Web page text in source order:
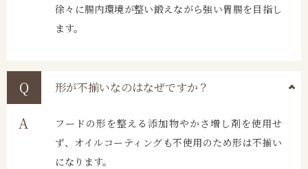
徐々に腸内環境が整い鍛えながら強い胃腸を目指し
ます。
形が不揃いなのはなぜですか？
フードの形を整える添加物やかさ増し剤を使用せ
ず、オイルコーティングも不使用のため形は不揃い
になります。